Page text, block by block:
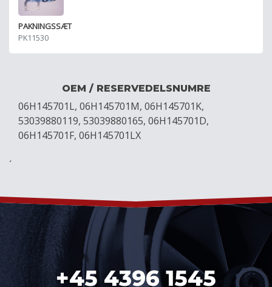
PAKNINGSSÆT
PK11530
OEM / RESERVEDELSNUMRE
06H145701L, 06H145701M, 06H145701K,
53039880119, 53039880165, 06H145701D,
06H145701F, 06H145701LX
´
+45 4396 1545